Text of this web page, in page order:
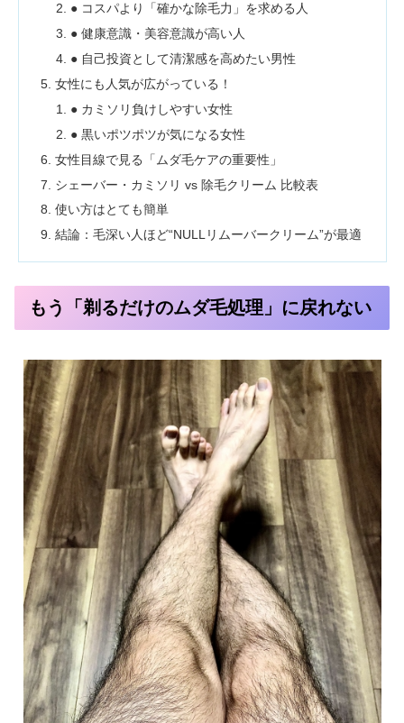
● コスパより「確かな除毛力」を求める人
● 健康意識・美容意識が高い人
● 自己投資として清潔感を高めたい男性
女性にも人気が広がっている！
● カミソリ負けしやすい女性
● 黒いポツポツが気になる女性
女性目線で見る「ムダ毛ケアの重要性」
シェーバー・カミソリ vs 除毛クリーム 比較表
使い方はとても簡単
結論：毛深い人ほど“NULLリムーバークリーム”が最適
もう「剃るだけのムダ毛処理」に戻れない